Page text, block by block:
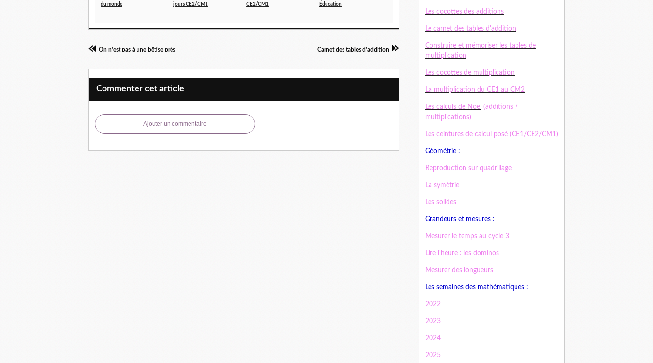
du monde
jours CE2/CM1
CE2/CM1
Éducation
On n'est pas à une bêtise près Carnet des tables d'addition
Commenter cet article
Ajouter un commentaire
Les cocottes des additions
Le carnet des tables d'addition
Construire et mémoriser les tables de
multiplication
Les cocottes de multiplication
La multiplication du CE1 au CM2
Les calculs de Noël (additions /
multiplications)
Les ceintures de calcul posé (CE1/CE2/CM1)
Géométrie :
Reproduction sur quadrillage
La symétrie
Les solides
Grandeurs et mesures :
Mesurer le temps au cycle 3
Lire l'heure : les dominos
Mesurer des longueurs
Les semaines des mathématiques :
2022
2023
2024
2025